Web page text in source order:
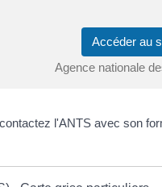
Accéder au
Agence nationale
l'ANTS avec son